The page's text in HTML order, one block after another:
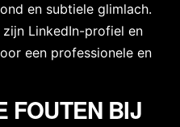
en subtiele glimlach.
LinkedIn-profiel en
een professionele en
FOUTEN BIJ